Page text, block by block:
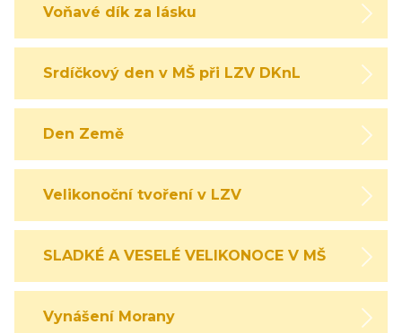
Voňavé dík za lásku
Srdíčkový den v MŠ při LZV DKnL
Den Země
Velikonoční tvoření v LZV
SLADKÉ A VESELÉ VELIKONOCE V MŠ
Vynášení Morany